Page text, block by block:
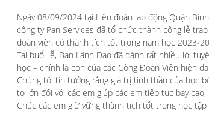
Ngày 08/09/2024 tại Liên đoàn lao động Quận
công ty Pan Services đã tổ chức thành công lễ
đoàn viên có thành tích tốt trong năm học 2023-
Tại buổi lễ, Ban Lãnh Đạo đã dành rất nhiều lời
học – chính là con của các Công Đoàn Viên hiện
Chúng tôi tin tưởng rằng giá trị tinh thần của học
to lớn đối với các em giúp các em tiếp tục bay
Chúc các em giữ vững thành tích tốt trong học